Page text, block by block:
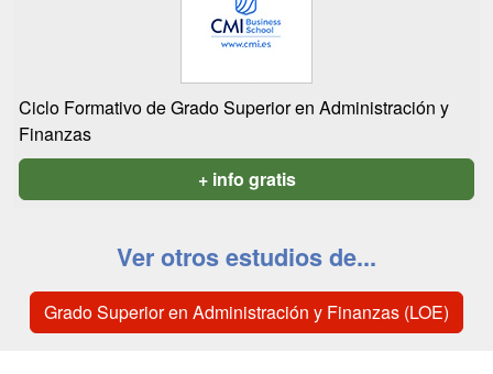
Ciclo Formativo de Grado Superior en Administración y
Finanzas
+ info gratis
Ver otros estudios de...
Grado Superior en Administración y Finanzas (LOE)